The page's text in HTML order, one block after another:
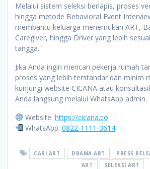
Melalui sistem seleksi berlapis, proses
hingga metode Behavioral Event
membantu keluarga menemukan ART,
Caregiver, hingga Driver yang lebih
tangga.
Jika Anda ingin mencari pekerja rumah
proses yang lebih terstandar dan minim
kunjungi website CICANA atau
Anda langsung melalui WhatsApp admin.
Website: https://cicana.co
WhatsApp: 0822-1111-3614
CARI ART DRAMA ART PRESS
ART
SELEKSI ART